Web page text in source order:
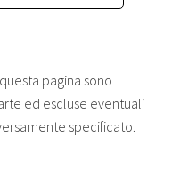
pagina sono
ed escluse eventuali
specificato.